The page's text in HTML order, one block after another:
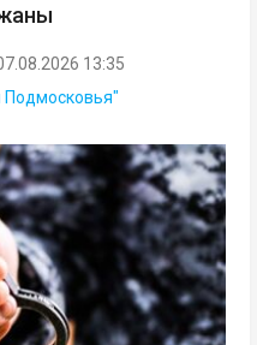
13:35
Подмосковья"